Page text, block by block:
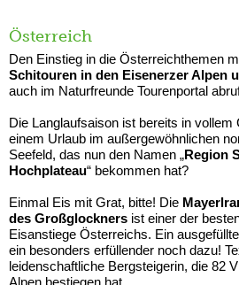
Österreich
Den Einstieg in die Österreichthemen
Schitouren in den Eisenerzer Alpen
auch im Naturfreunde Tourenportal
Die Langlaufsaison ist bereits in
einem Urlaub im außergewöhnlichen
Seefeld, das nun den Namen „Region
Hochplateau“ bekommen hat?
Einmal Eis mit Grat, bitte! Die
des Großglockners ist einer der
Eisanstiege Österreichs. Ein
ein besonders erfüllender noch dazu!
leidenschaftliche Bergsteigerin, die 82
Alpen bestiegen hat.